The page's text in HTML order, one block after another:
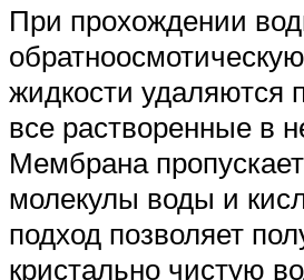
При прохождении
жидкости удаляются
все растворенные в
Мембрана
молекулы воды и
подход позволяет
кристально чистую